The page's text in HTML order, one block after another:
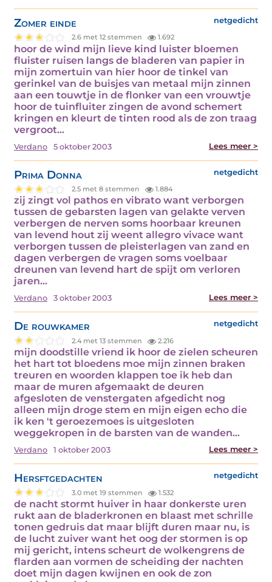
Zomer einde netgedicht
2.6 met 12 stemmen 1.692
hoor de wind mijn lieve kind luister bloemen
fluister ruisen langs de bladeren van papier in
mijn zomertuin van hier hoor de tinkel van
gerinkel van de buisjes van metaal mijn zinnen
aan een touwtje in de flonker van een vrouwtje
hoor de tuinfluiter zingen de avond schemert
kringen en kleurt de tinten rood als de zon traag
vergroot…
Verdano 5 oktober 2003 Lees meer >
Prima Donna netgedicht
2.5 met 8 stemmen 1.884
zij zingt vol pathos en vibrato want verborgen
tussen de gebarsten lagen van gelakte verven
verbergen de nerven soms hoorbaar kreunen
van levend hout zij weent allegro vivace want
verborgen tussen de pleisterlagen van zand en
dagen verbergen de vragen soms voelbaar
dreunen van levend hart de spijt om verloren
jaren…
Verdano 3 oktober 2003 Lees meer >
De rouwkamer netgedicht
2.4 met 13 stemmen 2.216
mijn doodstille vriend ik hoor de zielen scheuren
het hart tot bloedens moe mijn zinnen braken
treuren en woorden klappen toe ik heb dan
maar de muren afgemaakt de deuren
afgesloten de venstergaten afgedicht nog
alleen mijn droge stem en mijn eigen echo die
ik ken 't geroezemoes is uitgesloten
weggekropen in de barsten van de wanden…
Verdano 1 oktober 2003 Lees meer >
Hersftgedachten netgedicht
3.0 met 19 stemmen 1.532
de nacht stormt huiver in haar donkerste uren
rukt aan de bladerkronen en blaast met schrille
tonen gedruis dat maar blijft duren maar nu, is
de lucht zuiver want het oog der stormen is op
mij gericht, intens scheurt de wolkengrens de
flarden aan vormen de scheiding der nachten
doet mijn dagen kwijnen en ook de zon